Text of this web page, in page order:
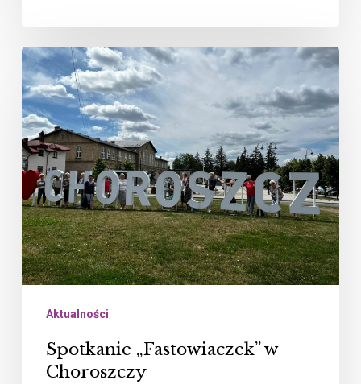
Spotkanie
„Fastowiaczek”
w
Choroszczy
Aktualności
Spotkanie „Fastowiaczek” w
Choroszczy